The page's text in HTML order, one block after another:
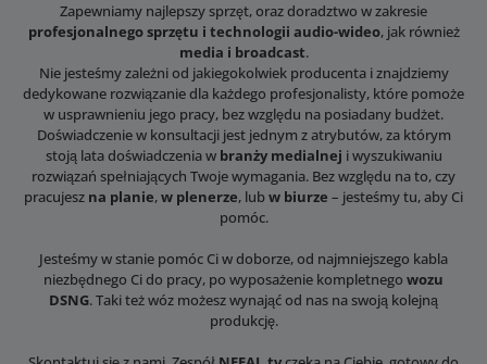
Zapewniamy najlepszy sprzęt, oraz doradztwo w zakresie
profesjonalnego sprzętu i technologii audio-wideo, jak również
media i broadcast.
Nie jesteśmy zależni od jakiegokolwiek producenta i znajdziemy
dedykowane rozwiązanie dla każdego profesjonalisty, które pomoże
w usprawnieniu jego pracy, bez względu na posiadany budżet.
Doświadczenie w konsultacji jest jednym z atrybutów, za którym
stoją lata doświadczenia w branży medialnej i wyszukiwaniu
rozwiązań spełniających Twoje wymagania. Bez względu na to, czy
pracujesz na planie,w plenerze, lubw biurze – jesteśmy tu, aby Ci
pomóc.
Jesteśmy w stanie pomóc Ci w doborze, od najmniejszego kabla
niezbędnego Ci do pracy, po wyposażenie kompletnego wozu
DSNG. Taki też wóz możesz wynająć od nas na swoją kolejną
produkcję.